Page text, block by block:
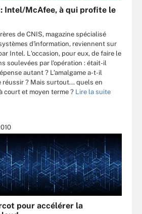
Intel/McAfee, à qui profite le
de CNIS, magazine spécialisé
d'information, reviennent sur
Intel. L'occasion, pour eux, de faire le
soulevées par l'opération : était-il
autant ? L’amalgame a-t-il
réussir ? Mais surtout... quels en
court et moyen terme ? Lire la suite
pour accélérer la